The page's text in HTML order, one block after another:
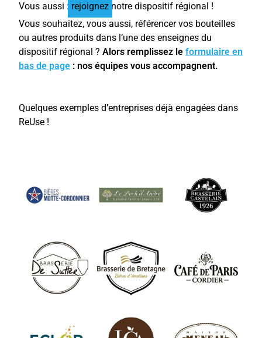
Vous aussi : rejoignez notre dispositif régional !
Vous souhaitez, vous aussi, référencer vos bouteilles
ou autres produits dans l’une des enseignes du
dispositif régional ? Alors remplissez le formulaire en
bas de page : nos équipes vous accompagnent.
Quelques exemples d’entreprises déjà engagées dans
ReUse !